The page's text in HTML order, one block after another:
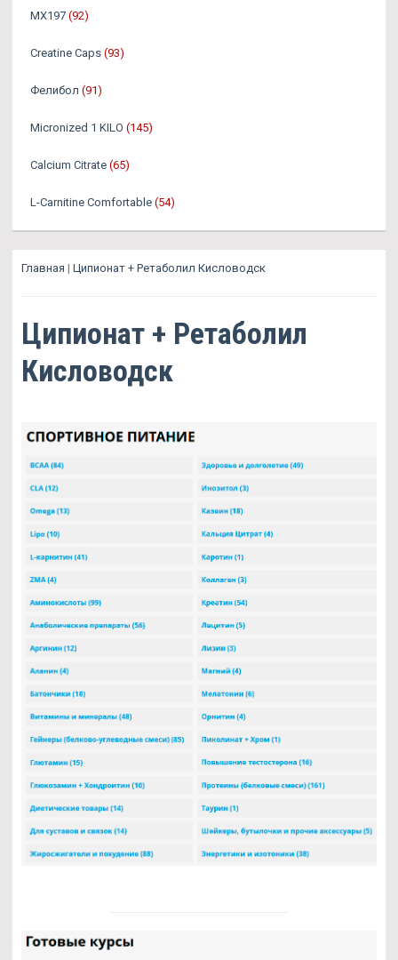
MX197 (92)
Creatine Caps (93)
Фелибол (91)
Micronized 1 KILO (145)
Calcium Citrate (65)
L-Carnitine Comfortable (54)
Главная | Ципионат + Ретаболил Кисловодск
Ципионат + Ретаболил
Кисловодск